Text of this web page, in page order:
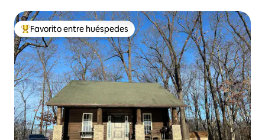
De los mejores en Favorito entre huéspedes
Favorito entre huéspedes